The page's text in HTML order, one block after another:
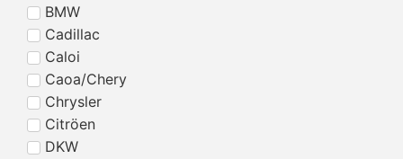
BMW
Cadillac
Caloi
Caoa/Chery
Chrysler
Citröen
DKW